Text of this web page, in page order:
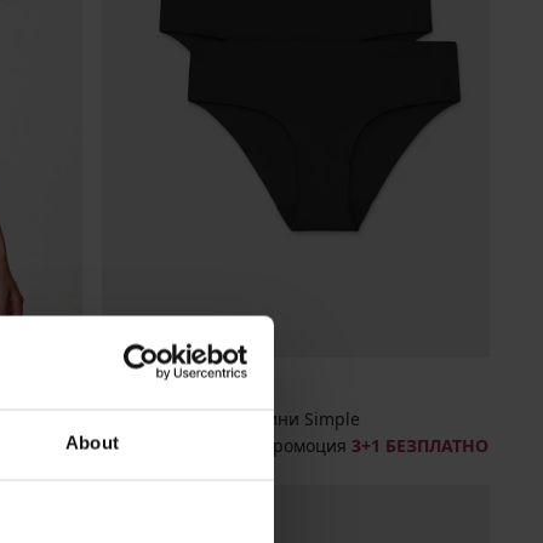
About
3PACK хипстър бикини Simple
23,99 €
промоция 3+1 БЕЗПЛАТНО